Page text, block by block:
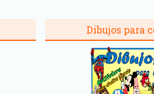
Dibujos para